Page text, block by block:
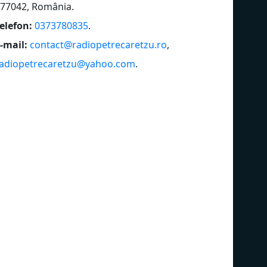
România.
0373780835.
mail: contact@radiopetrecaretzu.ro,
.